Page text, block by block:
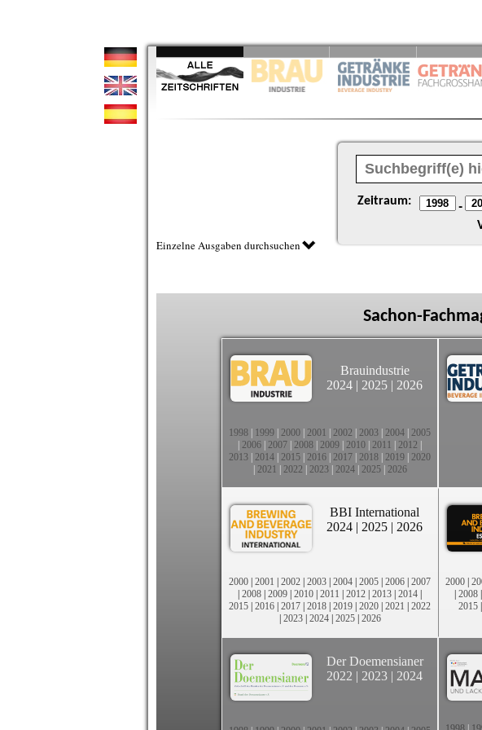
Zeitraum: -
Einzelne Ausgaben durchsuchen
Sachon-
Brauindustrie
2024 | 2025 | 2026
1998 1999 2000 2001 2002 2003 2004 2005
2006 2007 2008 2009 2010 2011 2012
2013 2014 2015 2016 2017 2018 2019 2020
2021 2022 2023| 2024| 2025| 2026
BBI International
2024 | 2025 | 2026
2000 | 2001 | 2002 | 2003 | 2004 | 2005 | 2006 | 2007
| 2008 | 2009 | 2010 | 2011 | 2012 | 2013 | 2014 |
2015 | 2016 | 2017 | 2018 | 2019 | 2020 | 2021 | 2022
| 2023| 2024| 2025| 2026
2000 |
| 2008 |
2015 |
Der Doemensianer
2022 | 2023 | 2024